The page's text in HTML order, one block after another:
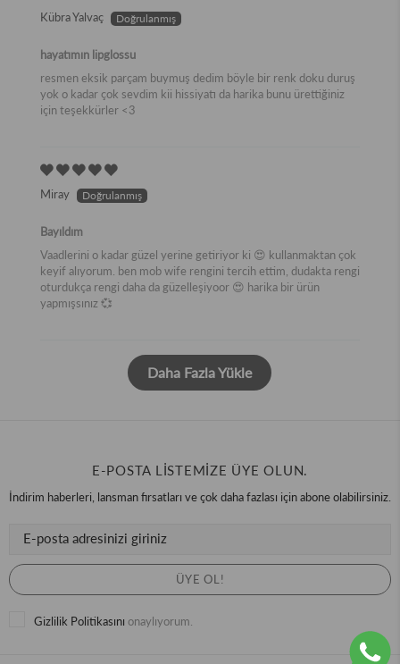
Kübra Yalvaç
hayatımın lipglossu
resmen eksik parçam buymuş dedim böyle bir renk doku duruş
yok o kadar çok sevdim kii hissiyatı da harika bunu ürettiğiniz
için teşekkürler <3
Miray
Bayıldım
Vaadlerini o kadar güzel yerine getiriyor ki 😍 kullanmaktan çok
keyif alıyorum. ben mob wife rengini tercih ettim, dudakta rengi
oturdukça rengi daha da güzelleşiyoor 😍 harika bir ürün
yapmışsınız 💞
Daha Fazla Yükle
E-POSTA LİSTEMİZE ÜYE OLUN.
İndirim haberleri, lansman fırsatları ve çok daha fazlası için abone olabilirsiniz.
Gizlilik Politikasını onaylıyorum.